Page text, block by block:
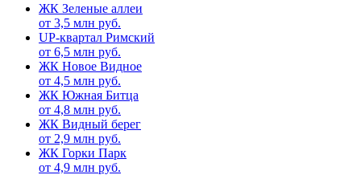
ЖК Зеленые аллеи
от 3,5 млн руб.
UP-квартал Римский
от 6,5 млн руб.
ЖК Новое Видное
от 4,5 млн руб.
ЖК Южная Битца
от 4,8 млн руб.
ЖК Видный берег
от 2,9 млн руб.
ЖК Горки Парк
от 4,9 млн руб.